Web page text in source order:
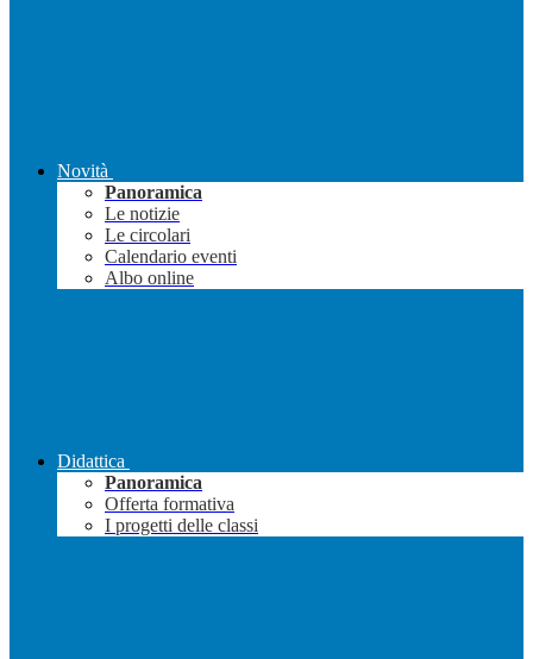
Novità
Panoramica
Le notizie
Le circolari
Calendario eventi
Albo online
Didattica
Panoramica
Offerta formativa
I progetti delle classi